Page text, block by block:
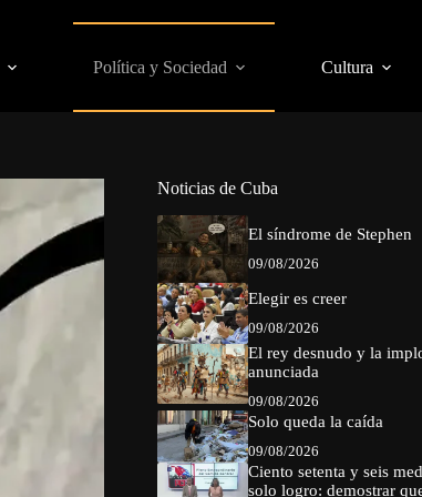
Política y Sociedad Cultura
Noticias de Cuba
El síndrome de Stephen
09/08/2026
Elegir es creer
09/08/2026
El rey desnudo y la
anunciada
09/08/2026
Solo queda la caída
09/08/2026
Ciento setenta y seis
solo logro: demostrar